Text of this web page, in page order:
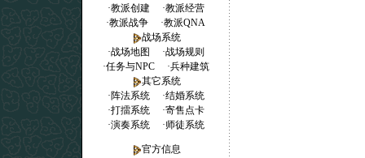
·教派创建 ·教派经营
·教派战争 ·教派QNA
战场系统
·战场地图 ·战场规则
·任务与NPC ·兵种建筑
其它系统
·阵法系统 ·结婚系统
·打擂系统 ·寄售点卡
·演奏系统 ·师徒系统
官方信息